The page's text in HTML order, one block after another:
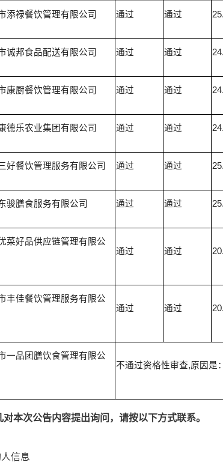
添禄餐饮管理有限公司 通过 通过
诚邦食品配送有限公司 通过 通过
康厨餐饮管理有限公司 通过 通过
德乐农业集团有限公司 通过 通过
好餐饮管理服务有限公司 通过 通过
骏膳食服务有限公司 通过 通过
菜好品供应链管理有限公
通过 通过
丰佳餐饮管理服务有限公
通过 通过
一品团膳饮食管理有限公
不通过资格性审查,原因是
对本次公告内容提出询问，请按以下方式联系。
信息